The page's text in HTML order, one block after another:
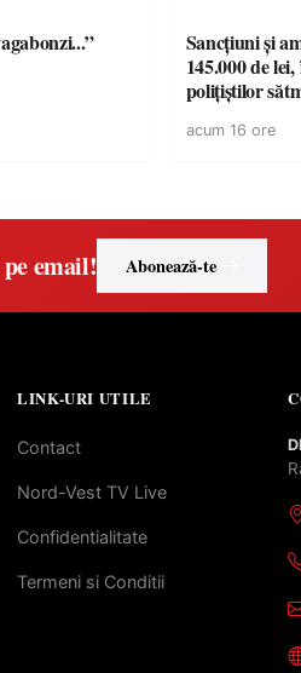
Sancțiuni și
145.000 de
polițiștilor
acum 16 ore
email! Abonează-te
LINK-URI UTILE
Contact
Nord-Vest TV Live
Confidentialitate
Termeni si Conditii